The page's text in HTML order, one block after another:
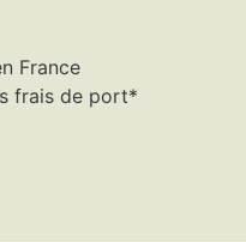
France
frais de port*